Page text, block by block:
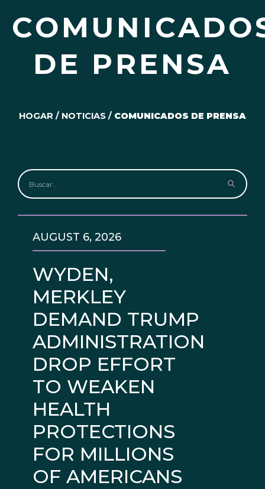
DE PRENSA
HOGAR / NOTICIAS / COMUNICADOS DE PRENSA
WYDEN,
MERKLEY
DEMAND TRUMP
ADMINISTRATION
DROP EFFORT
TO WEAKEN
HEALTH
PROTECTIONS
FOR MILLIONS
OF AMERICANS
AUGUST 6, 2026